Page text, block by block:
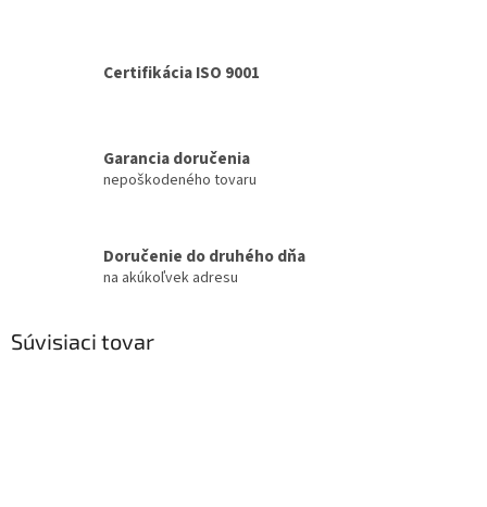
Certifikácia ISO 9001
Garancia doručenia
nepoškodeného tovaru
Doručenie do druhého dňa
na akúkoľvek adresu
Súvisiaci tovar